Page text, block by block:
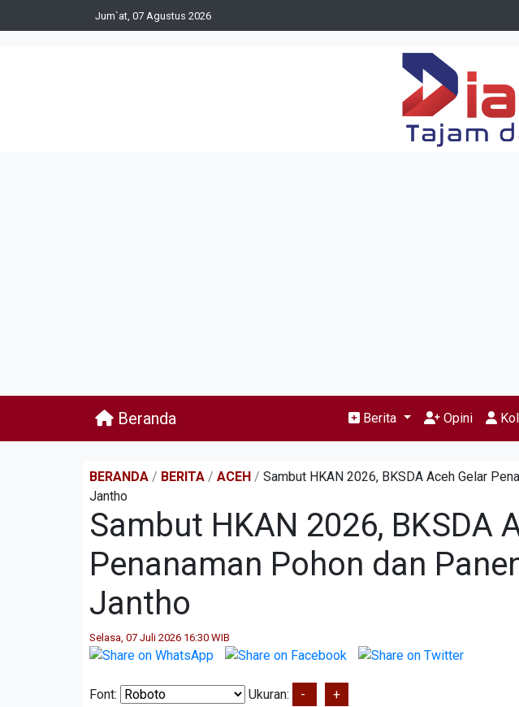
Jum`at, 07 Agustus 2026
Beranda Berita Opini
BERANDA / BERITA / ACEH / Sambut HKAN 2026, BKSDA Aceh Gelar
Jantho
Sambut HKAN 2026, BKSDA
Penanaman Pohon dan
Jantho
Selasa, 07 Juli 2026 16:30 WIB
Font: Ukuran: - +